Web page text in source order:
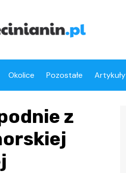
Okolice Pozostałe Artykuły
z